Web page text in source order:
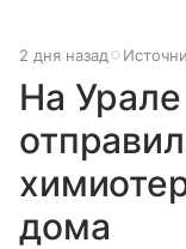
2 дня назад
На
дома